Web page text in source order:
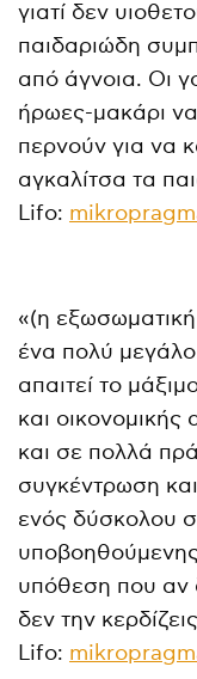
γιατί δεν
παιδαριώδη
από άγνοια. Οι
ήρωες-μακάρι να
περνούν για να
αγκαλίτσα τα
Lifo:
«(η εξωσωματική
ένα πολύ
απαιτεί το
και
και σε πολλά
συγκέντρωση
ενός δύσκολου
υπόθεση που αν
δεν την
Lifo: